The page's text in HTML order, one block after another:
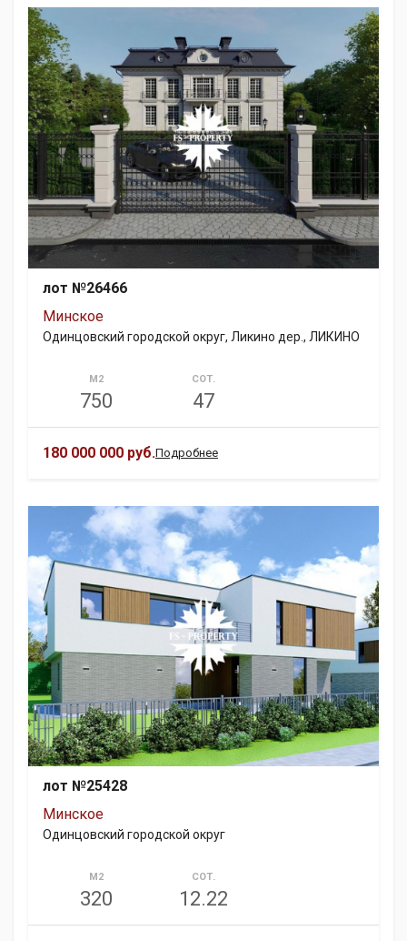
лот №26466
Минское
Одинцовский городской округ, Ликино дер., ЛИКИНО
М2
750
СОТ.
47
180 000 000 руб.Подробнее
лот №25428
Минское
Одинцовский городской округ
М2
320
СОТ.
12.22